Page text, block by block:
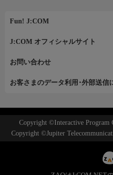
Fun! J:COM
J:COM オフィシャルサイト
お問い合わせ
お客さまのデータ利用･外部送信
Copyright ©Interactive Program
Copyright ©Jupiter